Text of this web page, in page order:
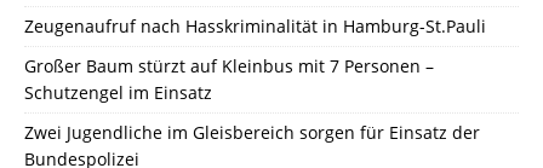
Zeugenaufruf nach Hasskriminalität in Hamburg-St.Pauli
Großer Baum stürzt auf Kleinbus mit 7 Personen –
Schutzengel im Einsatz
Zwei Jugendliche im Gleisbereich sorgen für Einsatz der
Bundespolizei